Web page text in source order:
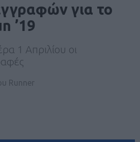
για το
’19
1 Απριλίου οι
Runner